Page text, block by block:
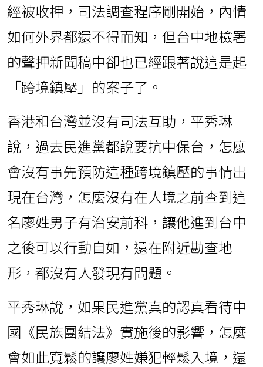
經被收押，司法調查程序剛開始，內情
如何外界都還不得而知，但台中地檢署
的聲押新聞稿中卻也已經跟著說這是起
「跨境鎮壓」的案子了。
香港和台灣並沒有司法互助，平秀琳
說，過去民進黨都說要抗中保台，怎麼
會沒有事先預防這種跨境鎮壓的事情出
現在台灣，怎麼沒有在人境之前查到這
名廖姓男子有治安前科，讓他進到台中
之後可以行動自如，還在附近勘查地
形，都沒有人發現有問題。
平秀琳說，如果民進黨真的認真看待中
國《民族團結法》實施後的影響，怎麼
會如此寬鬆的讓廖姓嫌犯輕鬆入境，還